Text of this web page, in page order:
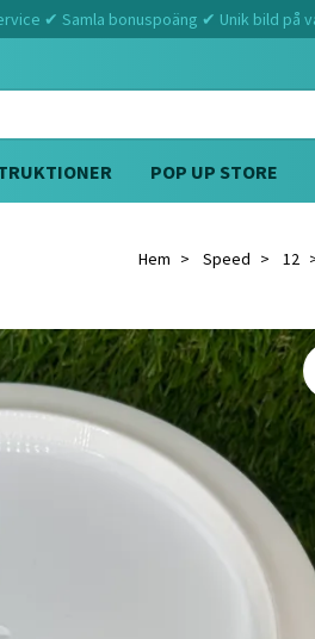
✔ Samla bonuspoäng ✔ Unik bild
POP UP STORE
Hem Speed 12